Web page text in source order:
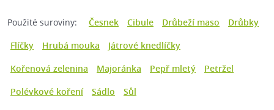
Použité suroviny: Česnek Cibule Drůbeží maso
Drůbky
Flíčky
Hrubá mouka
Játrové knedlíčky
Kořenová zelenina
Majoránka Pepř mletý
Petržel
Polévkové koření
Sádlo Sůl